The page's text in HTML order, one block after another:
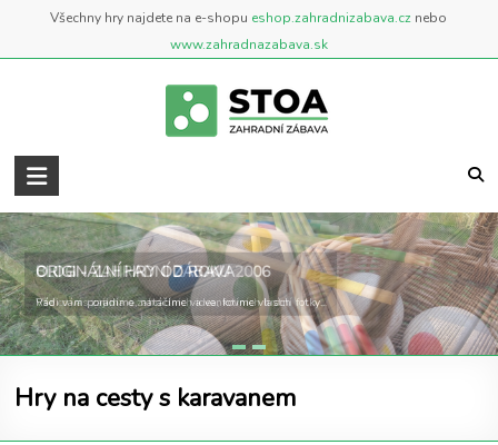
Všechny hry najdete na e-shopu eshop.zahradnizabava.cz nebo
www.zahradnazabava.sk
Zahradní
Zábava
..::
BLOG
::..
o
BLOG - ZAHRADNÍ ZÁBAVA
Vše co vás zajímá o zahradních a venkovních hrách
ORIGINÁLNÍ HRY OD ROKU 2006
Rádi vám poradíme, natáčíme videa, fotíme vlastní fotky...
Hry na cesty s karavanem